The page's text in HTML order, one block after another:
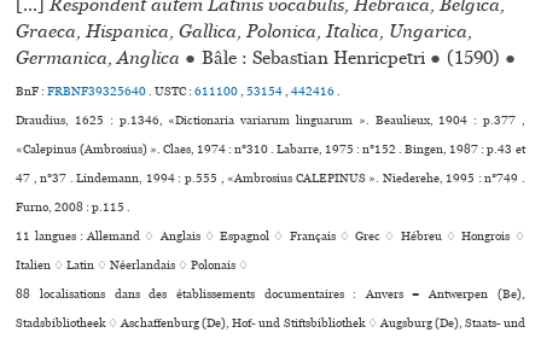
[...]Respondent autem Latinis vocabulis, Hebraica, Belgica,
Graeca, Hispanica, Gallica, Polonica, Italica, Ungarica,
Germanica, Anglica ● Bâle : Sebastian Henricpetri ● (1590) ●
BnF :FRBNF39325640.USTC :611100,53154,442416.
Draudius, 1625 : p.1346, «Dictionaria variarum linguarum ». Beaulieux, 1904 : p.377 ,
«Calepinus (Ambrosius) ». Claes, 1974 : n°310 . Labarre, 1975 : n°152 . Bingen, 1987 : p.43 et
47 , n°37 . Lindemann, 1994 : p.555 , «Ambrosius CALEPINUS ». Niederehe, 1995 : n°749 .
Furno, 2008 : p.115 .
11 langues :Allemand ♢Anglais ♢Espagnol ♢ Français ♢Grec ♢ Hébreu ♢Hongrois ♢
Italien ♢Latin ♢Néerlandais ♢Polonais ♢
88 localisations dans des établissements documentaires : Anvers = Antwerpen (Be),
Stadsbibliotheek ♢ Aschaffenburg (De), Hof- und Stiftsbibliothek ♢ Augsburg (De), Staats- und